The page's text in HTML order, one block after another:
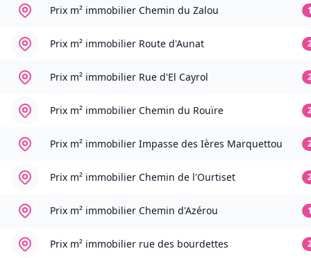
Prix m² immobilier Chemin du Zalou
Prix m² immobilier Route d'Aunat
Prix m² immobilier Rue d'El Cayrol
Prix m² immobilier Chemin du Rouïre
Prix m² immobilier Impasse des Ières Marquettou
Prix m² immobilier Chemin de l'Ourtiset
Prix m² immobilier Chemin d'Azérou
Prix m² immobilier rue des bourdettes